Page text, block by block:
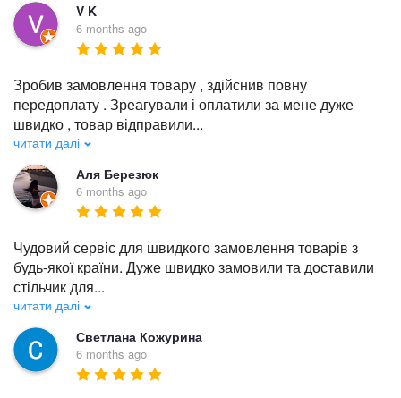
V K
6 months ago
Зробив замовлення товару , здійснив повну
передоплату . Зреагували і оплатили за мене дуже
швидко , товар відправили...
читати далі
Аля Березюк
6 months ago
Чудовий сервіс для швидкого замовлення товарів з
будь-якої країни. Дуже швидко замовили та доставили
стільчик для...
читати далі
Светлана Кожурина
6 months ago